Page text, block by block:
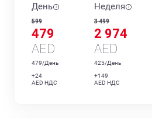
День
599
479
AED
479/День
+24
AED НДС
Неделя
3 499
2 974
AED
425/День
+149
AED НДС